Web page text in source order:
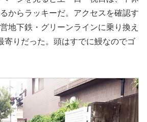
からラッキーだ。アクセスを確認す
地下鉄・グリーンラインに乗り換え
寄りだった。頭はすでに鰻なのでゴ